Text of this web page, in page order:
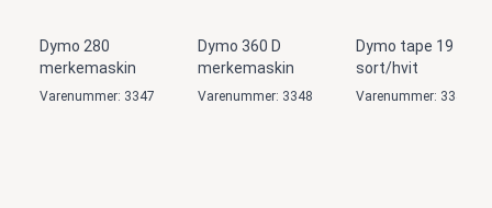
Dymo 280
merkemaskin
Varenummer: 3347
Dymo 360 D
merkemaskin
Varenummer: 3348
Dymo tape 19 mm,
sort/hvit
Varenummer: 3342